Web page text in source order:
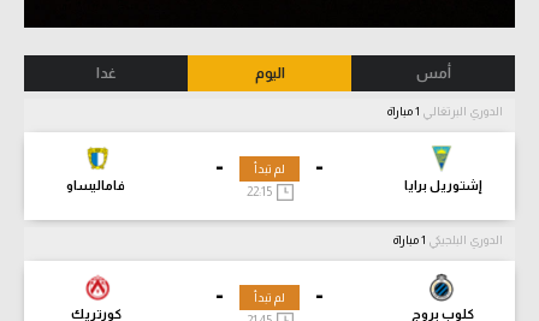
أمس اليوم غدا
الدوري البرتغالي
-
إشتوريل برايا
-
فاماليساو
لم تبدأ
22:15
الدوري البلجيكي
-
كلوب بروج
-
كورتريك
لم تبدأ